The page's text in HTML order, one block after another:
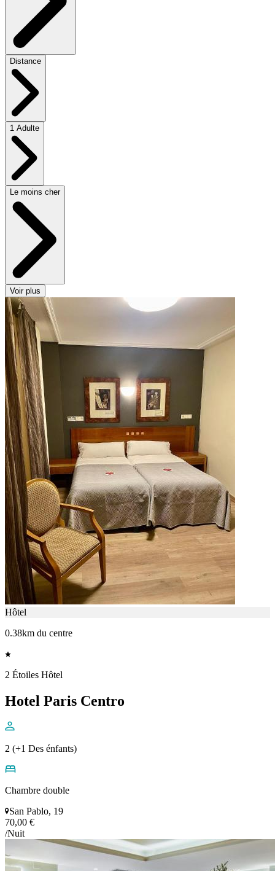
Distance
1 Adulte
Le moins cher
Voir plus
Hôtel
0.38km du centre
2 Étoiles Hôtel
Hotel Paris Centro
2 (+1 Des énfants)
Chambre double
San Pablo, 19
70,00 €
/Nuit